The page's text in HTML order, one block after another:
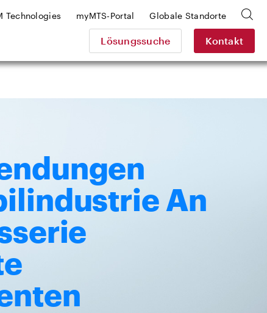
Lösungssuche Kontakt
Technologies myMTS-Portal Globale Standorte
An